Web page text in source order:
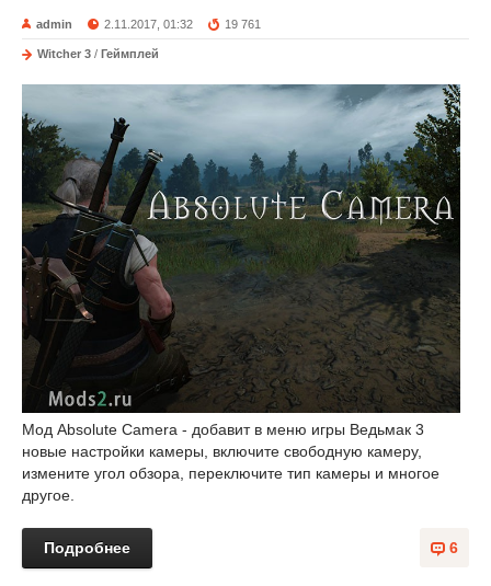
admin 2.11.2017, 01:32 19 761
Witcher 3 / Геймплей
Мод Absolute Camera - добавит в меню игры Ведьмак 3
новые настройки камеры, включите свободную камеру,
измените угол обзора, переключите тип камеры и многое
другое.
6
Подробнее